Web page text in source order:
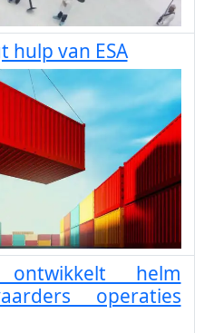
hulp van ESA
helm
operaties